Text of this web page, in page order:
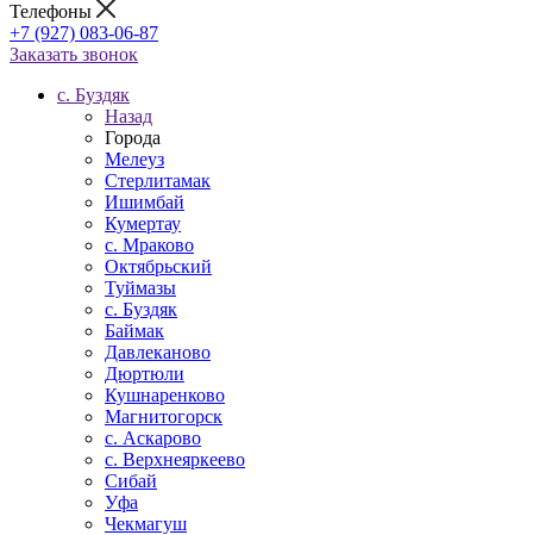
Телефоны
+7 (927) 083-06-87
Заказать звонок
c. Буздяк
Назад
Города
Мелеуз
Стерлитамак
Ишимбай
Кумертау
c. Мраково
Октябрьский
Туймазы
c. Буздяк
Баймак
Давлеканово
Дюртюли
Кушнаренково
Магнитогорск
с. Аскарово
с. Верхнеяркеево
Сибай
Уфа
Чекмагуш